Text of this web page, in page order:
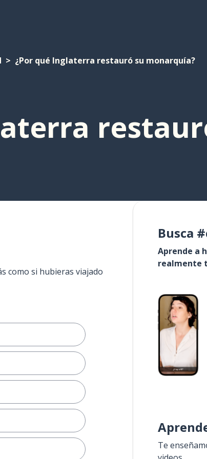
¿Por qué Inglaterra restauró su monarquía?
como si hubieras viajado
Busca
Aprende a
realmente
Te